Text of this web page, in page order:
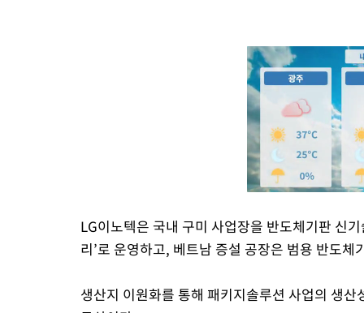
LG이노텍은 국내 구미 사업장을 반도체기판 신
리’로 운영하고, 베트남 증설 공장은 범용 반도
생산지 이원화를 통해 패키지솔루션 사업의 생